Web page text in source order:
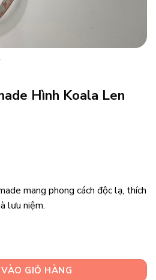
Hình Koala Len
mang phong cách độc lạ, thích
lưu niệm.
GIỎ HÀNG